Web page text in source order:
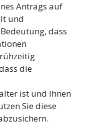
Antrags auf
und
dass
die
ist und Ihnen
Sie diese